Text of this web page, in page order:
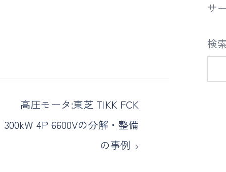
高圧モータ:東芝 TIKK FCK
300kW 4P 6600Vの分解・整備
の事例
サ
検索